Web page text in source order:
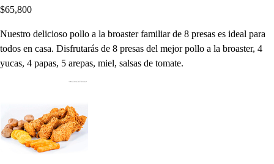
$65,800
Nuestro delicioso pollo a la broaster familiar de 8 presas es ideal para
todos en casa. Disfrutarás de 8 presas del mejor pollo a la broaster, 4
yucas, 4 papas, 5 arepas, miel, salsas de tomate.